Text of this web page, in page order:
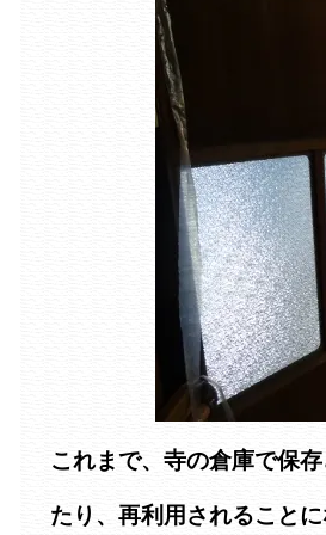
これまで、寺の倉庫で保
たり、再利用されること